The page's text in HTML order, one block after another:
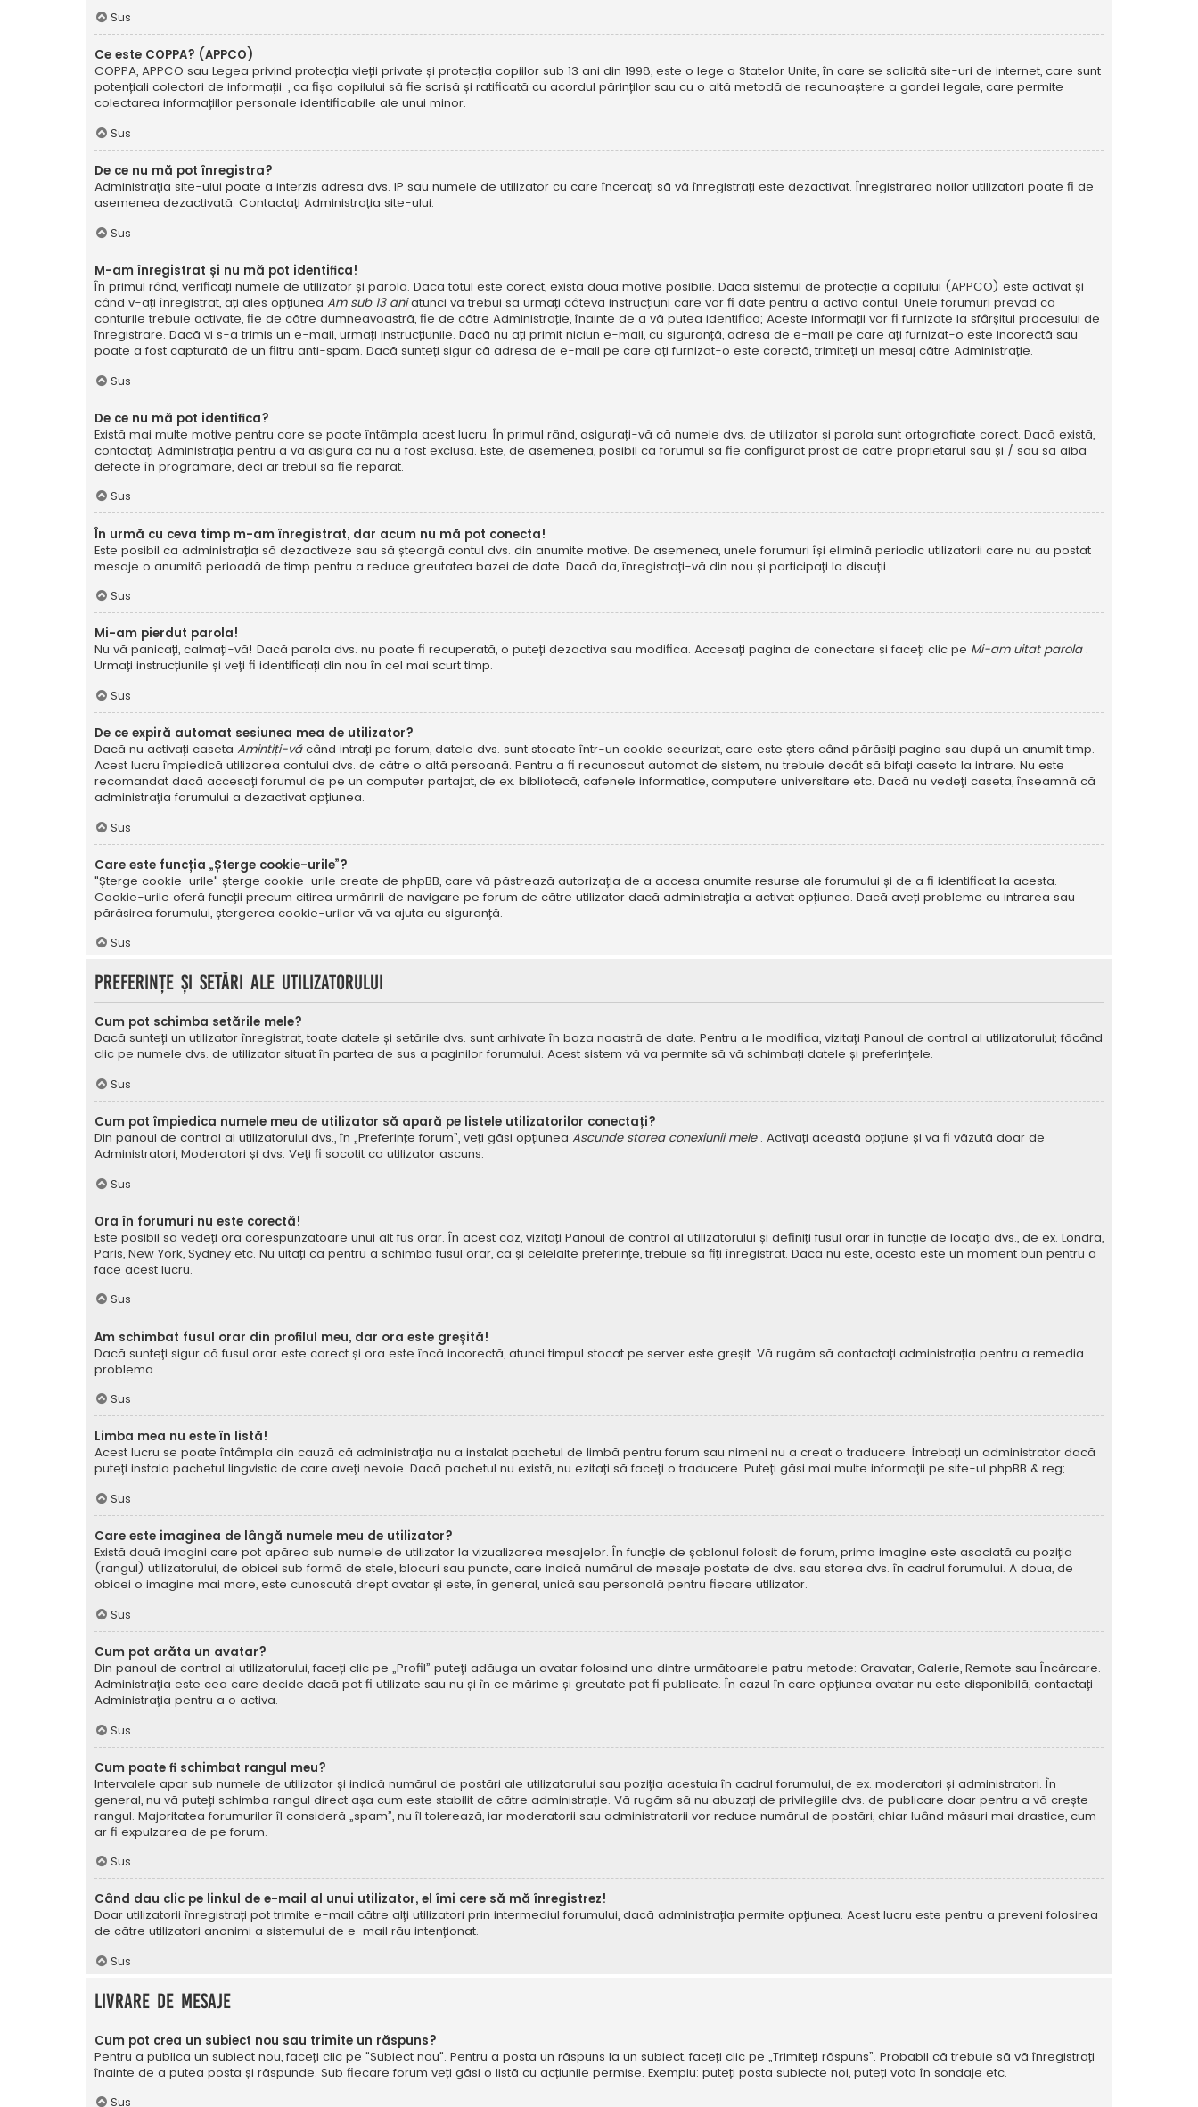
Sus
Ce este COPPA? (APPCO)
COPPA, APPCO sau Legea privind protecția vieții private și protecția copiilor sub 13 ani din 1998, este o lege a Statelor Unite, în care se solicită site-uri de internet, care sunt
potențiali colectori de informații. , ca fișa copilului să fie scrisă și ratificată cu acordul părinților sau cu o altă metodă de recunoaștere a gardei legale, care permite
colectarea informațiilor personale identificabile ale unui minor.
Sus
De ce nu mă pot înregistra?
Administrația site-ului poate a interzis adresa dvs. IP sau numele de utilizator cu care încercați să vă înregistrați este dezactivat. Înregistrarea noilor utilizatori poate fi de
asemenea dezactivată. Contactați Administrația site-ului.
Sus
M-am înregistrat și nu mă pot identifica!
În primul rând, verificați numele de utilizator și parola. Dacă totul este corect, există două motive posibile. Dacă sistemul de protecție a copilului (APPCO) este activat și
când v-ați înregistrat, ați ales opțiunea Am sub 13 aniatunci va trebui să urmați câteva instrucțiuni care vor fi date pentru a activa contul. Unele forumuri prevăd că
conturile trebuie activate, fie de către dumneavoastră, fie de către Administrație, înainte de a vă putea identifica; Aceste informații vor fi furnizate la sfârșitul procesului de
înregistrare. Dacă vi s-a trimis un e-mail, urmați instrucțiunile. Dacă nu ați primit niciun e-mail, cu siguranță, adresa de e-mail pe care ați furnizat-o este incorectă sau
poate a fost capturată de un filtru anti-spam. Dacă sunteți sigur că adresa de e-mail pe care ați furnizat-o este corectă, trimiteți un mesaj către Administrație.
Sus
De ce nu mă pot identifica?
Există mai multe motive pentru care se poate întâmpla acest lucru. În primul rând, asigurați-vă că numele dvs. de utilizator și parola sunt ortografiate corect. Dacă există,
contactați Administrația pentru a vă asigura că nu a fost exclusă. Este, de asemenea, posibil ca forumul să fie configurat prost de către proprietarul său și / sau să aibă
defecte în programare, deci ar trebui să fie reparat.
Sus
În urmă cu ceva timp m-am înregistrat, dar acum nu mă pot conecta!
Este posibil ca administrația să dezactiveze sau să șteargă contul dvs. din anumite motive. De asemenea, unele forumuri își elimină periodic utilizatorii care nu au postat
mesaje o anumită perioadă de timp pentru a reduce greutatea bazei de date. Dacă da, înregistrați-vă din nou și participați la discuții.
Sus
Mi-am pierdut parola!
Nu vă panicați, calmați-vă! Dacă parola dvs. nu poate fi recuperată, o puteți dezactiva sau modifica. Accesați pagina de conectare și faceți clic pe Mi-am uitat parola .
Urmați instrucțiunile și veți fi identificați din nou în cel mai scurt timp.
Sus
De ce expiră automat sesiunea mea de utilizator?
Dacă nu activați caseta Amintiți-văcând intrați pe forum, datele dvs. sunt stocate într-un cookie securizat, care este șters când părăsiți pagina sau după un anumit timp.
Acest lucru împiedică utilizarea contului dvs. de către o altă persoană. Pentru a fi recunoscut automat de sistem, nu trebuie decât să bifați caseta la intrare. Nu este
recomandat dacă accesați forumul de pe un computer partajat, de ex. bibliotecă, cafenele informatice, computere universitare etc. Dacă nu vedeți caseta, înseamnă că
administrația forumului a dezactivat opțiunea.
Sus
Care este funcția „Șterge cookie-urile”?
"Șterge cookie-urile" șterge cookie-urile create de phpBB, care vă păstrează autorizația de a accesa anumite resurse ale forumului și de a fi identificat la acesta.
Cookie-urile oferă funcții precum citirea urmăririi de navigare pe forum de către utilizator dacă administrația a activat opțiunea. Dacă aveți probleme cu intrarea sau
părăsirea forumului, ștergerea cookie-urilor vă va ajuta cu siguranță.
Sus
Preferințe și setări ale utilizatorului
Cum pot schimba setările mele?
Dacă sunteți un utilizator înregistrat, toate datele și setările dvs. sunt arhivate în baza noastră de date. Pentru a le modifica, vizitați Panoul de control al utilizatorului; făcând
clic pe numele dvs. de utilizator situat în partea de sus a paginilor forumului. Acest sistem vă va permite să vă schimbați datele și preferințele.
Sus
Cum pot împiedica numele meu de utilizator să apară pe listele utilizatorilor conectați?
Din panoul de control al utilizatorului dvs., în „Preferințe forum”, veți găsi opțiunea Ascunde starea conexiunii mele . Activați această opțiune și va fi văzută doar de
Administratori, Moderatori și dvs. Veți fi socotit ca utilizator ascuns.
Sus
Ora în forumuri nu este corectă!
Este posibil să vedeți ora corespunzătoare unui alt fus orar. În acest caz, vizitați Panoul de control al utilizatorului și definiți fusul orar în funcție de locația dvs., de ex. Londra,
Paris, New York, Sydney etc. Nu uitați că pentru a schimba fusul orar, ca și celelalte preferințe, trebuie să fiți înregistrat. Dacă nu este, acesta este un moment bun pentru a
face acest lucru.
Sus
Am schimbat fusul orar din profilul meu, dar ora este greșită!
Dacă sunteți sigur că fusul orar este corect și ora este încă incorectă, atunci timpul stocat pe server este greșit. Vă rugăm să contactați administrația pentru a remedia
problema.
Sus
Limba mea nu este în listă!
Acest lucru se poate întâmpla din cauză că administrația nu a instalat pachetul de limbă pentru forum sau nimeni nu a creat o traducere. Întrebați un administrator dacă
puteți instala pachetul lingvistic de care aveți nevoie. Dacă pachetul nu există, nu ezitați să faceți o traducere. Puteți găsi mai multe informații pe site-ul phpBB & reg;
Sus
Care este imaginea de lângă numele meu de utilizator?
Există două imagini care pot apărea sub numele de utilizator la vizualizarea mesajelor. În funcție de șablonul folosit de forum, prima imagine este asociată cu poziția
(rangul) utilizatorului, de obicei sub formă de stele, blocuri sau puncte, care indică numărul de mesaje postate de dvs. sau starea dvs. în cadrul forumului. A doua, de
obicei o imagine mai mare, este cunoscută drept avatar și este, în general, unică sau personală pentru fiecare utilizator.
Sus
Cum pot arăta un avatar?
Din panoul de control al utilizatorului, faceți clic pe „Profil” puteți adăuga un avatar folosind una dintre următoarele patru metode: Gravatar, Galerie, Remote sau Încărcare.
Administrația este cea care decide dacă pot fi utilizate sau nu și în ce mărime și greutate pot fi publicate. În cazul în care opțiunea avatar nu este disponibilă, contactați
Administrația pentru a o activa.
Sus
Cum poate fi schimbat rangul meu?
Intervalele apar sub numele de utilizator și indică numărul de postări ale utilizatorului sau poziția acestuia în cadrul forumului, de ex. moderatori și administratori. În
general, nu vă puteți schimba rangul direct așa cum este stabilit de către administrație. Vă rugăm să nu abuzați de privilegiile dvs. de publicare doar pentru a vă crește
rangul. Majoritatea forumurilor îl consideră „spam”, nu îl tolerează, iar moderatorii sau administratorii vor reduce numărul de postări, chiar luând măsuri mai drastice, cum
ar fi expulzarea de pe forum.
Sus
Când dau clic pe linkul de e-mail al unui utilizator, el îmi cere să mă înregistrez!
Doar utilizatorii înregistrați pot trimite e-mail către alți utilizatori prin intermediul forumului, dacă administrația permite opțiunea. Acest lucru este pentru a preveni folosirea
de către utilizatori anonimi a sistemului de e-mail rău intenționat.
Sus
Livrare de mesaje
Cum pot crea un subiect nou sau trimite un răspuns?
Pentru a publica un subiect nou, faceți clic pe "Subiect nou". Pentru a posta un răspuns la un subiect, faceți clic pe „Trimiteți răspuns”. Probabil că trebuie să vă înregistrați
înainte de a putea posta și răspunde. Sub fiecare forum veți găsi o listă cu acțiunile permise. Exemplu: puteți posta subiecte noi, puteți vota în sondaje etc.
Sus